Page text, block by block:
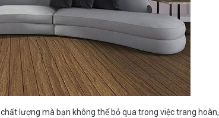
chất lượng mà bạn không thể bỏ qua trong việc trang hoàn,